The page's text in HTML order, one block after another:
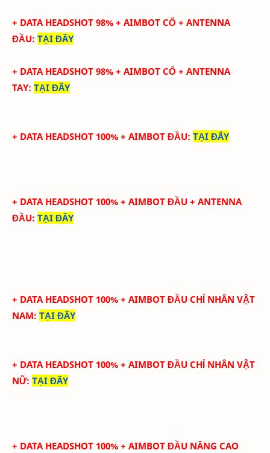
+ DATA HEADSHOT 98% + AIMBOT CỔ + ANTENNA
ĐẦU: TẠI ĐÂY
+ DATA HEADSHOT 98% + AIMBOT CỔ + ANTENNA
TAY: TẠI ĐÂY
+ DATA HEADSHOT 100% + AIMBOT ĐẦU: TẠI ĐÂY
+ DATA HEADSHOT 100% + AIMBOT ĐẦU + ANTENNA
ĐẦU: TẠI ĐÂY
+ DATA HEADSHOT 100% + AIMBOT ĐẦU CHỈ NHÂN VẬT
NAM: TẠI ĐÂY
+ DATA HEADSHOT 100% + AIMBOT ĐẦU CHỈ NHÂN VẬT
NỮ: TẠI ĐÂY
+ DATA HEADSHOT 100% + AIMBOT ĐẦU NÂNG CAO